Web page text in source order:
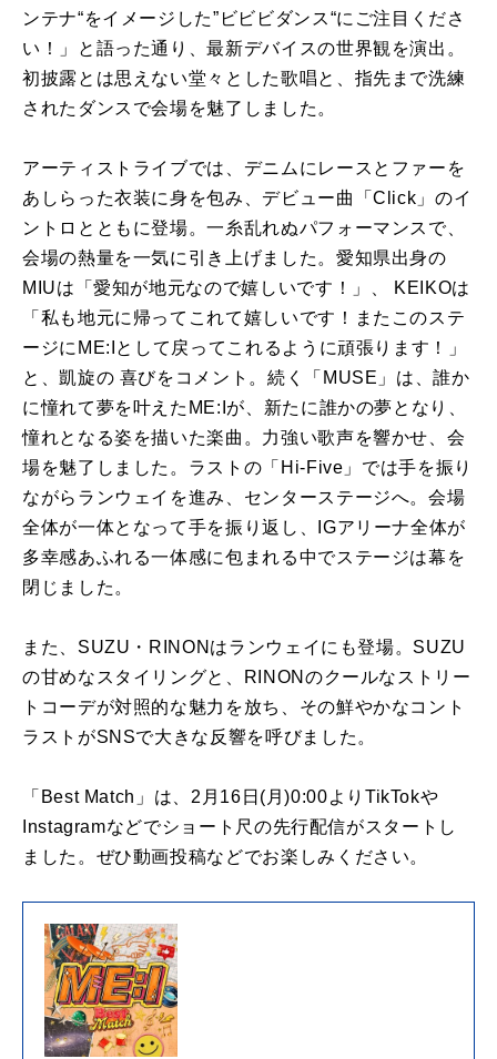
ンテナ“をイメージした”ビビビダンス“にご注目くださ
い！」と語った通り、最新デバイスの世界観を演出。
初披露とは思えない堂々とした歌唱と、指先まで洗練
されたダンスで会場を魅了しました。
アーティストライブでは、デニムにレースとファーを
あしらった衣装に身を包み、デビュー曲「Click」のイ
ントロとともに登場。一糸乱れぬパフォーマンスで、
会場の熱量を一気に引き上げました。愛知県出身の
MIUは「愛知が地元なので嬉しいです！」、 KEIKOは
「私も地元に帰ってこれて嬉しいです！またこのステ
ージにME:Iとして戻ってこれるように頑張ります！」
と、凱旋の 喜びをコメント。続く「MUSE」は、誰か
に憧れて夢を叶えたME:Iが、新たに誰かの夢となり、
憧れとなる姿を描いた楽曲。力強い歌声を響かせ、会
場を魅了しました。ラストの「Hi-Five」では手を振り
ながらランウェイを進み、センターステージへ。会場
全体が一体となって手を振り返し、IGアリーナ全体が
多幸感あふれる一体感に包まれる中でステージは幕を
閉じました。
また、SUZU・RINONはランウェイにも登場。SUZU
の甘めなスタイリングと、RINONのクールなストリー
トコーデが対照的な魅力を放ち、その鮮やかなコント
ラストがSNSで大きな反響を呼びました。
「Best Match」は、2月16日(月)0:00よりTikTokや
Instagramなどでショート尺の先行配信がスタートし
ました。ぜひ動画投稿などでお楽しみください。